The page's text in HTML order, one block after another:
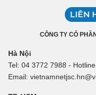
LIÊN
CÔNG TY CỔ
Hà Nội
Tel: 04 3772 7988 -
Email: